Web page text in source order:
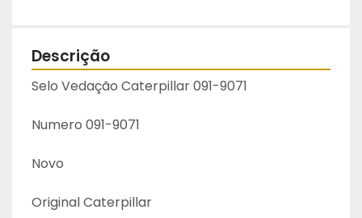
Descrição
Selo Vedação Caterpillar 091-9071
Numero 091-9071
Novo
Original Caterpillar